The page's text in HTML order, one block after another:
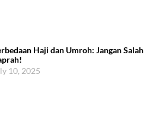
Haji dan Umroh: Jangan Salah
10, 2025